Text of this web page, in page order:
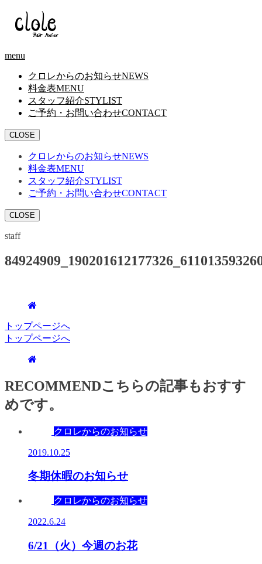
menu
クロレからのお知らせNEWS
料金表MENU
スタッフ紹介STYLIST
ご予約・お問い合わせCONTACT
CLOSE
クロレからのお知らせNEWS
料金表MENU
スタッフ紹介STYLIST
ご予約・お問い合わせCONTACT
CLOSE
staff
トップページへ
トップページへ
RECOMMENDこちらの記事もおすす
めです。
クロレからのお知らせ
2019.10.25
冬期休暇のお知らせ
クロレからのお知らせ
2022.6.24
6/21（火）今週のお花